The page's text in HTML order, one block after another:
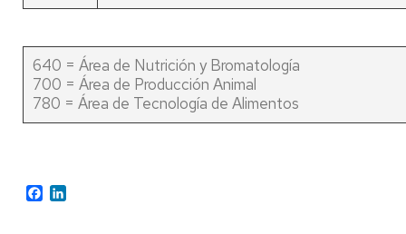
640 = Área de Nutrición y Bromatología
700 = Área de Producción Animal
780 = Área de Tecnología de Alimentos
Facebook